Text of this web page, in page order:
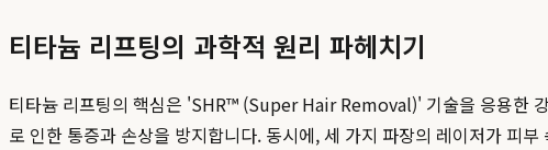
티타늄 리프팅의 과학적 원리 파헤치기
티타늄 리프팅의 핵심은 'SHR™ (Super Hair Removal)' 기술을 응용한
로 인한 통증과 손상을 방지합니다. 동시에, 세 가지 파장의 레이저가 피